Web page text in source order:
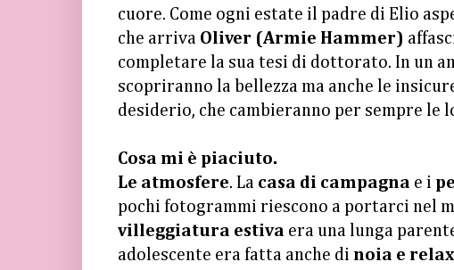
cuore. Come ogni estate il padre di Elio
che arriva Oliver (Armie Hammer)
completare la sua tesi di dottorato. In un
scopriranno la bellezza ma anche le
desiderio, che cambieranno per sempre le
Cosa mi è piaciuto.
Le atmosfere. La casa di campagna e i
pochi fotogrammi riescono a portarci nel
villeggiatura estiva era una lunga
adolescente era fatta anche di noia e